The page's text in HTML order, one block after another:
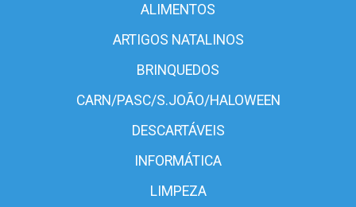
ALIMENTOS
ARTIGOS NATALINOS
BRINQUEDOS
CARN/PASC/S.JOÃO/HALOWEEN
DESCARTÁVEIS
INFORMÁTICA
LIMPEZA